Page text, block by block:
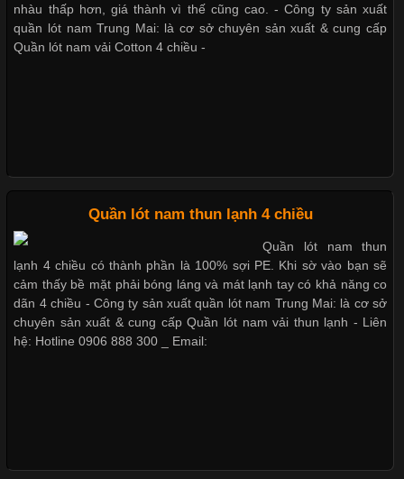
trong những chất liệu được yêu thích trong ngành thời trang
nhờ đặc tính mềm mại, thoáng khí và thân thiện với môi trường.
Không chỉ được ứng dụng trong quần áo thường ngày, loại vải
Cập nhật 2026-05-20 14:58:56
Vải thun là một trong những chất liệu được sử dụng rộng rãi
nhất trong ngành thời trang nhờ đặc tính co giãn, mềm mại và
thoải mái khi mặc. Từ áo thun, đồ thể thao cho đến đồ lót nam,
vải thun luôn đóng vai trò quan trọng trong quá trình sản xuất.
Hiện nay, nhu cầu tìm kiếm quần lót nam giá
nhàu thấp hơn, giá thành vì thế cũng cao. - Công ty sản xuất
quần lót nam Trung Mai: là cơ sở chuyên sản xuất & cung cấp
Quần lót nam vải Cotton 4 chiều -
Quần lót nam thun lạnh 4 chiều
Quần lót nam thun
lạnh 4 chiều có thành phần là 100% sợi PE. Khi sờ vào bạn sẽ
cảm thấy bề mặt phải bóng láng và mát lạnh tay có khả năng co
dãn 4 chiều - Công ty sản xuất quần lót nam Trung Mai: là cơ sở
chuyên sản xuất & cung cấp Quần lót nam vải thun lạnh - Liên
hệ: Hotline 0906 888 300 _ Email: